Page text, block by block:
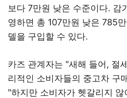
보다 7만원 낮은 수준이다. 감
영하면 총 107만원 낮은 785
델을 구입할 수 있다.
카즈 관계자는 "새해 들어, 절
리적인 소비자들의 중고차 구
"하지만 소비자가 헷갈리지